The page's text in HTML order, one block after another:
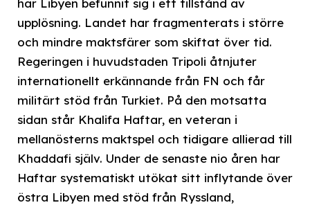
har Libyen befunnit sig i ett tillstånd av
upplösning. Landet har fragmenterats i större
och mindre maktsfärer som skiftat över tid.
Regeringen i huvudstaden Tripoli åtnjuter
internationellt erkännande från FN och får
militärt stöd från Turkiet. På den motsatta
sidan står Khalifa Haftar, en veteran i
mellanösterns maktspel och tidigare allierad till
Khaddafi själv. Under de senaste nio åren har
Haftar systematiskt utökat sitt inflytande över
östra Libyen med stöd från Ryssland,